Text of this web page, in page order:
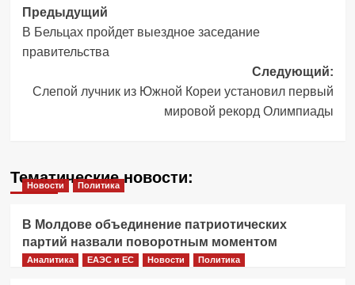
Навигация
записи
Предыдущий
В Бельцах пройдет выездное заседание
правительства
Следующий:
Слепой лучник из Южной Кореи установил первый
мировой рекорд Олимпиады
Тематические новости:
Новости Политика
В Молдове объединение патриотических
партий назвали поворотным моментом
Аналитика ЕАЭС и ЕС Новости Политика